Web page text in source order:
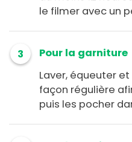
le filmer avec un
3
Pour la garniture
Laver, équeuter
façon régulière
puis les pocher